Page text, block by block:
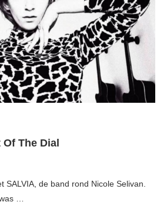
The Dial
SALVIA, de band rond Nicole Selivan.
…